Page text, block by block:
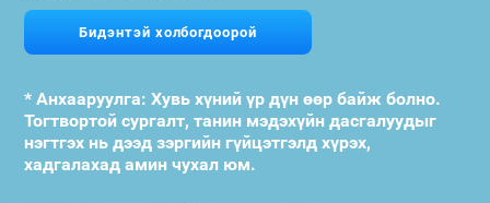
Бидэнтэй холбогдоорой
* Анхааруулга: Хувь хүний үр дүн өөр байж болно.
Тогтвортой сургалт, танин мэдэхүйн дасгалуудыг
нэгтгэх нь дээд зэргийн гүйцэтгэлд хүрэх,
хадгалахад амин чухал юм.